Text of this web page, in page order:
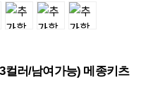
컬러/남여가능) 메종키츠